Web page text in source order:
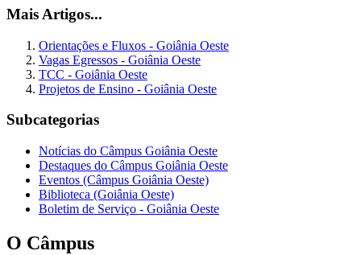
Mais Artigos...
Orientações e Fluxos - Goiânia Oeste
Vagas Egressos - Goiânia Oeste
TCC - Goiânia Oeste
Projetos de Ensino - Goiânia Oeste
Subcategorias
Notícias do Câmpus Goiânia Oeste
Destaques do Câmpus Goiânia Oeste
Eventos (Câmpus Goiânia Oeste)
Biblioteca (Goiânia Oeste)
Boletim de Serviço - Goiânia Oeste
O Câmpus